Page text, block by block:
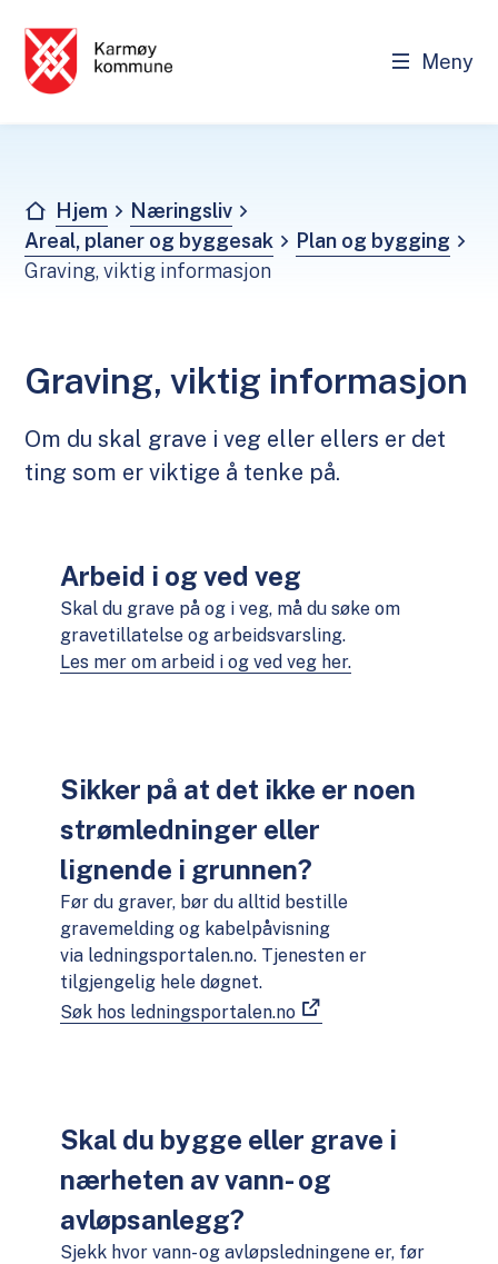
Meny
Du er her:
Hjem
Næringsliv
Areal, planer og byggesak
Plan og bygging
Graving, viktig informasjon
Graving, viktig informasjon
Om du skal grave i veg eller ellers er det
ting som er viktige å tenke på.
Arbeid i og ved veg
Skal du grave på og i veg, må du søke om
gravetillatelse og arbeidsvarsling.
Les mer om arbeid i og ved veg her.
Sikker på at det ikke er noen
strømledninger eller
lignende i grunnen?
Før du graver, bør du alltid bestille
gravemelding og kabelpåvisning
via ledningsportalen.no. Tjenesten er
tilgjengelig hele døgnet.
Søk hos ledningsportalen.no
Skal du bygge eller grave i
nærheten av vann- og
avløpsanlegg?
Sjekk hvor vann- og avløpsledningene er, før